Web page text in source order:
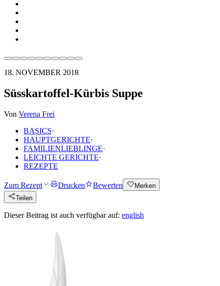
18. NOVEMBER 2018
Süsskartoffel-Kürbis Suppe
Von Verena Frei
BASICS·
HAUPTGERICHTE·
FAMILIENLIEBLINGE·
LEICHTE GERICHTE·
REZEPTE
Zum Rezept Drucken Bewerten
Merken
Teilen
Dieser Beitrag ist auch verfügbar auf: english